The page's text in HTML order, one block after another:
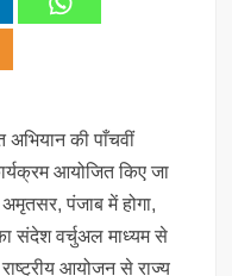
की पाँचवीं
आयोजित किए जा
पंजाब में होगा,
संदेश वर्चुअल माध्यम से
आयोजन से राज्य